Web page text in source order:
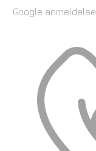
Google